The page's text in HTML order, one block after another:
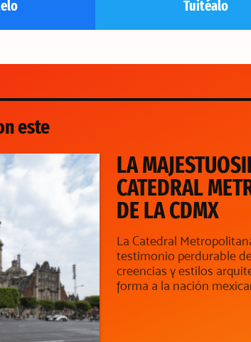
Tuitéalo
este
LA
CATEDRAL
DE LA CDMX
La Catedral
testimonio perdurable
creencias y estilos
forma a la nación